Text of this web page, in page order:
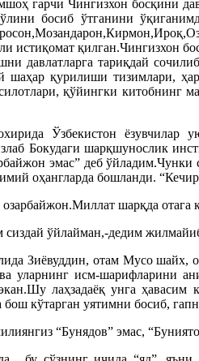
гарчи Чингизхон босқини
босиб ўтганини
истиқомат қилган.Чингизхон
давлатларга тариқдай
шаҳар қурилиши тизимлари,
қўйингки китобнинг
Ўзбекистон ёзувчилар
Бокудаги шарқшунослик
эмас” деб ўйладим.Чунки
оҳангларда бошланди.
шарқда отага
сиздай ўйлайман,-дедим
Зиёвуддин, отам Мусо шайх,
уларнинг исм-шарифларини
лаҳзадаёқ унга ҳавасим
кўтарган уятимни босиб,
“Бунядов” эмас,